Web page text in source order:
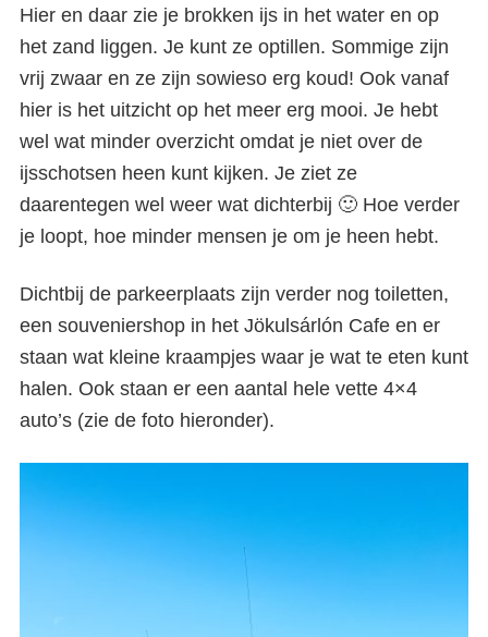
IJsland
Hier en daar zie je brokken ijs in het water en op
het zand liggen. Je kunt ze optillen. Sommige zijn
vrij zwaar en ze zijn sowieso erg koud! Ook vanaf
hier is het uitzicht op het meer erg mooi. Je hebt
wel wat minder overzicht omdat je niet over de
ijsschotsen heen kunt kijken. Je ziet ze
daarentegen wel weer wat dichterbij 🙂 Hoe verder
je loopt, hoe minder mensen je om je heen hebt.
Dichtbij de parkeerplaats zijn verder nog toiletten,
een souveniershop in het Jökulsárlón Cafe en er
staan wat kleine kraampjes waar je wat te eten kunt
halen. Ook staan er een aantal hele vette 4×4
auto’s (zie de foto hieronder).